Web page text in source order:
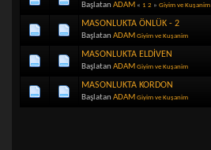
Başlatan ADAM « 1 2 » Giyim ve Kuşanim
MASONLUKTA ÖNLÜK - 2
Başlatan ADAM Giyim ve Kuşanim
MASONLUKTA ELDİVEN
Başlatan ADAM Giyim ve Kuşanim
MASONLUKTA KORDON
Başlatan ADAM Giyim ve Kuşanim